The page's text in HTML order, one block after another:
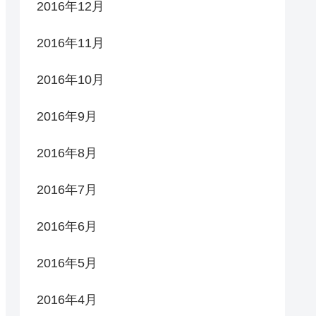
2016年12月
2016年11月
2016年10月
2016年9月
2016年8月
2016年7月
2016年6月
2016年5月
2016年4月